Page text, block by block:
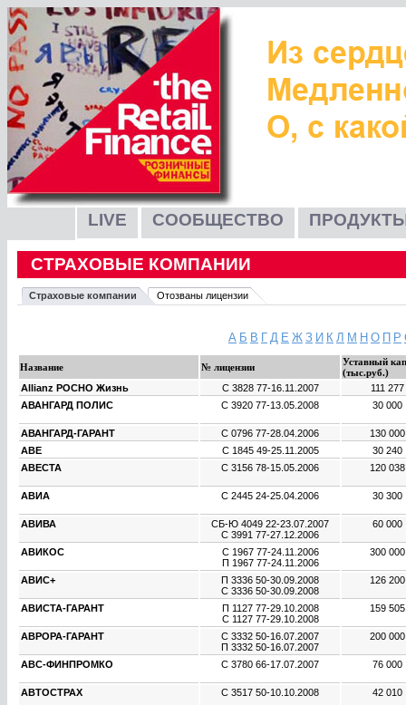
LIVE СООБЩЕСТВО
СТРАХОВЫЕ КОМПАНИИ
Страховые компании Отозваны лицензии
А Б В Г Д Е Ж З И К Л М Н О П Р
Название № лицензии
Уставный
(тыс.руб.)
Allianz РОСНО Жизнь
С 3828 77-16.11.2007
111 277
АВАНГАРД ПОЛИС
С 3920 77-13.05.2008 30 000
АВАНГАРД-ГАРАНТ С 0796 77-28.04.2006
130
АВЕ
С 1845 49-25.11.2005
30 240
АВЕСТА
С 3156 78-15.05.2006 120
АВИА С 2445 24-25.04.2006 30 300
АВИВА СБ-Ю 4049 22-23.07.2007
С 3991 77-27.12.2006
60 000
АВИКОС С 1967 77-24.11.2006
П 1967 77-24.11.2006
300
АВИС+ П 3336 50-30.09.2008
С 3336 50-30.09.2008
126
АВИСТА-ГАРАНТ П 1127 77-29.10.2008
С 1127 77-29.10.2008
159
АВРОРА-ГАРАНТ С 3332 50-16.07.2007
П 3332 50-16.07.2007
200
АВС-ФИНПРОМКО С 3780 66-17.07.2007 76 000
АВТОСТРАХ С 3517 50-10.10.2008 42 010